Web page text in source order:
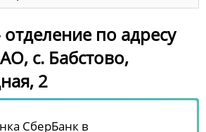
по адресу
с. Бабстово,
2
СберБанк в